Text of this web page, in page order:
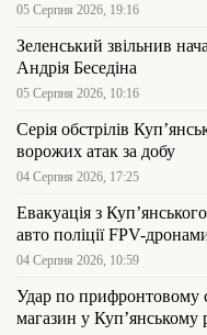
05 Серпня 2026, 19:16
Зеленський звільнив
Андрія Беседіна
05 Серпня 2026, 10:16
Серія обстрілів
ворожих атак за добу
04 Серпня 2026, 17:25
Евакуація з
авто поліції FPV-
04 Серпня 2026, 10:59
Удар по прифронтовому
магазин у Куп’янському